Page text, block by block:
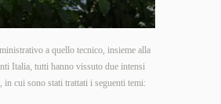
a quello tecnico, insieme alla
Italia, tutti hanno vissuto due intensi
cui sono stati trattati i seguenti temi: